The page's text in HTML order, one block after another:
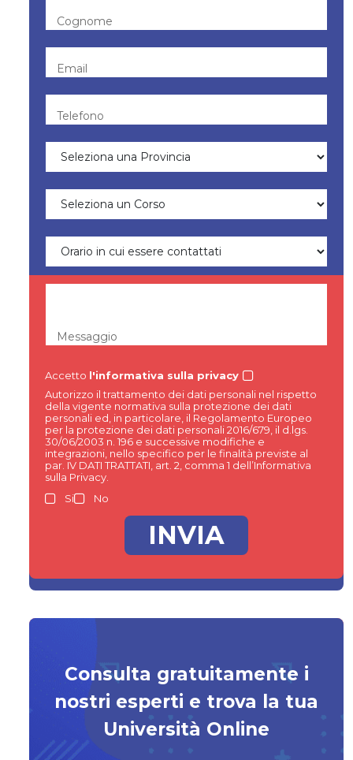
Cognome
Email
Telefono
Messaggio
Accetto l'informativa sulla privacy
Autorizzo il trattamento dei dati personali nel rispetto
della vigente normativa sulla protezione dei dati
personali ed, in particolare, il Regolamento Europeo
per la protezione dei dati personali 2016/679, il d.lgs.
30/06/2003 n. 196 e successive modifiche e
integrazioni, nello specifico per le finalità previste al
par. IV DATI TRATTATI, art. 2, comma 1 dell’Informativa
sulla Privacy.
Si
No
Consulta gratuitamente i
nostri esperti e trova la tua
Università Online